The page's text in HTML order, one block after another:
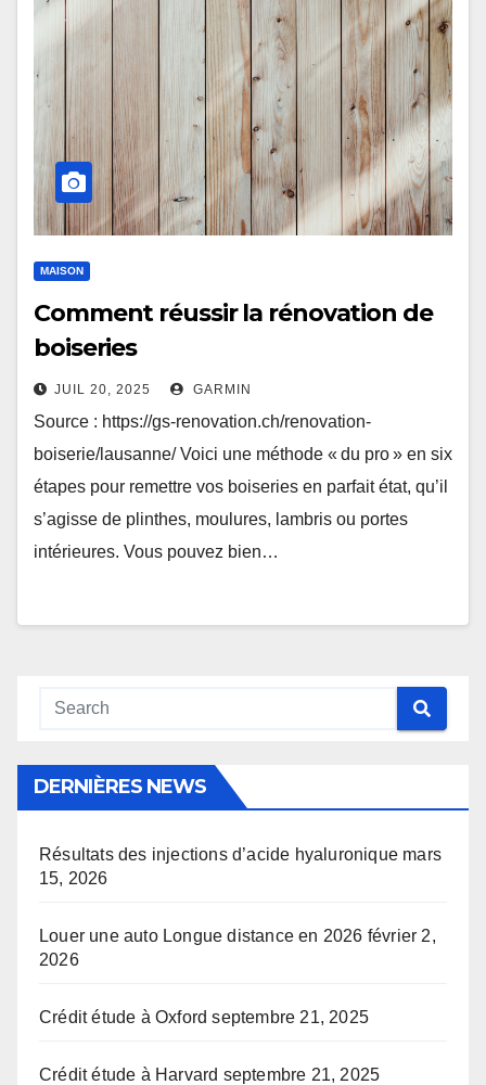
MAISON
Comment réussir la rénovation de
boiseries
JUIL 20, 2025 GARMIN
Source : https://gs-renovation.ch/renovation-
boiserie/lausanne/ Voici une méthode « du pro » en six
étapes pour remettre vos boiseries en parfait état, qu’il
s’agisse de plinthes, moulures, lambris ou portes
intérieures. Vous pouvez bien…
DERNIÈRES NEWS
Résultats des injections d’acide hyaluronique mars
15, 2026
Louer une auto Longue distance en 2026 février 2,
2026
Crédit étude à Oxford septembre 21, 2025
Crédit étude à Harvard septembre 21, 2025